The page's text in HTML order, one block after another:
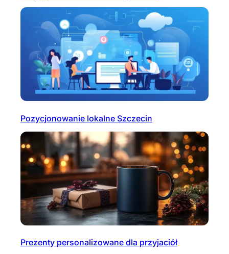
Pozycjonowanie lokalne Szczecin
Prezenty personalizowane dla przyjaciół